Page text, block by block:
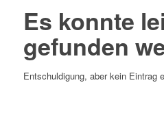
Es konnte
gefunden
Entschuldigung, aber kein Eintrag